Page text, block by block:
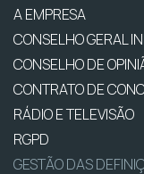
A EMPRESA
CONSELHO GERAL
CONSELHO DE
CONTRATO DE
RÁDIO E TELEVISÃO
RGPD
GESTÃO DAS